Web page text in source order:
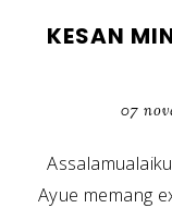
KESAN
07
Ayue memang